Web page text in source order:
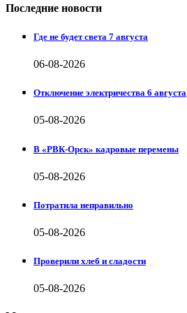
Последние новости
Где не будет света 7 августа
06-08-2026
Отключение электричества 6 августа
05-08-2026
В «РВК-Орск» кадровые перемены
05-08-2026
Потратила неправильно
05-08-2026
Проверили хлеб и сладости
05-08-2026